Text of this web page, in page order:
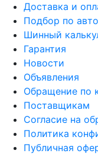
Доставка и
Подбор по
Шинный
Гарантия
Новости
Объявления
Обращение по
Поставщикам
Согласие на
Политика
Публичная